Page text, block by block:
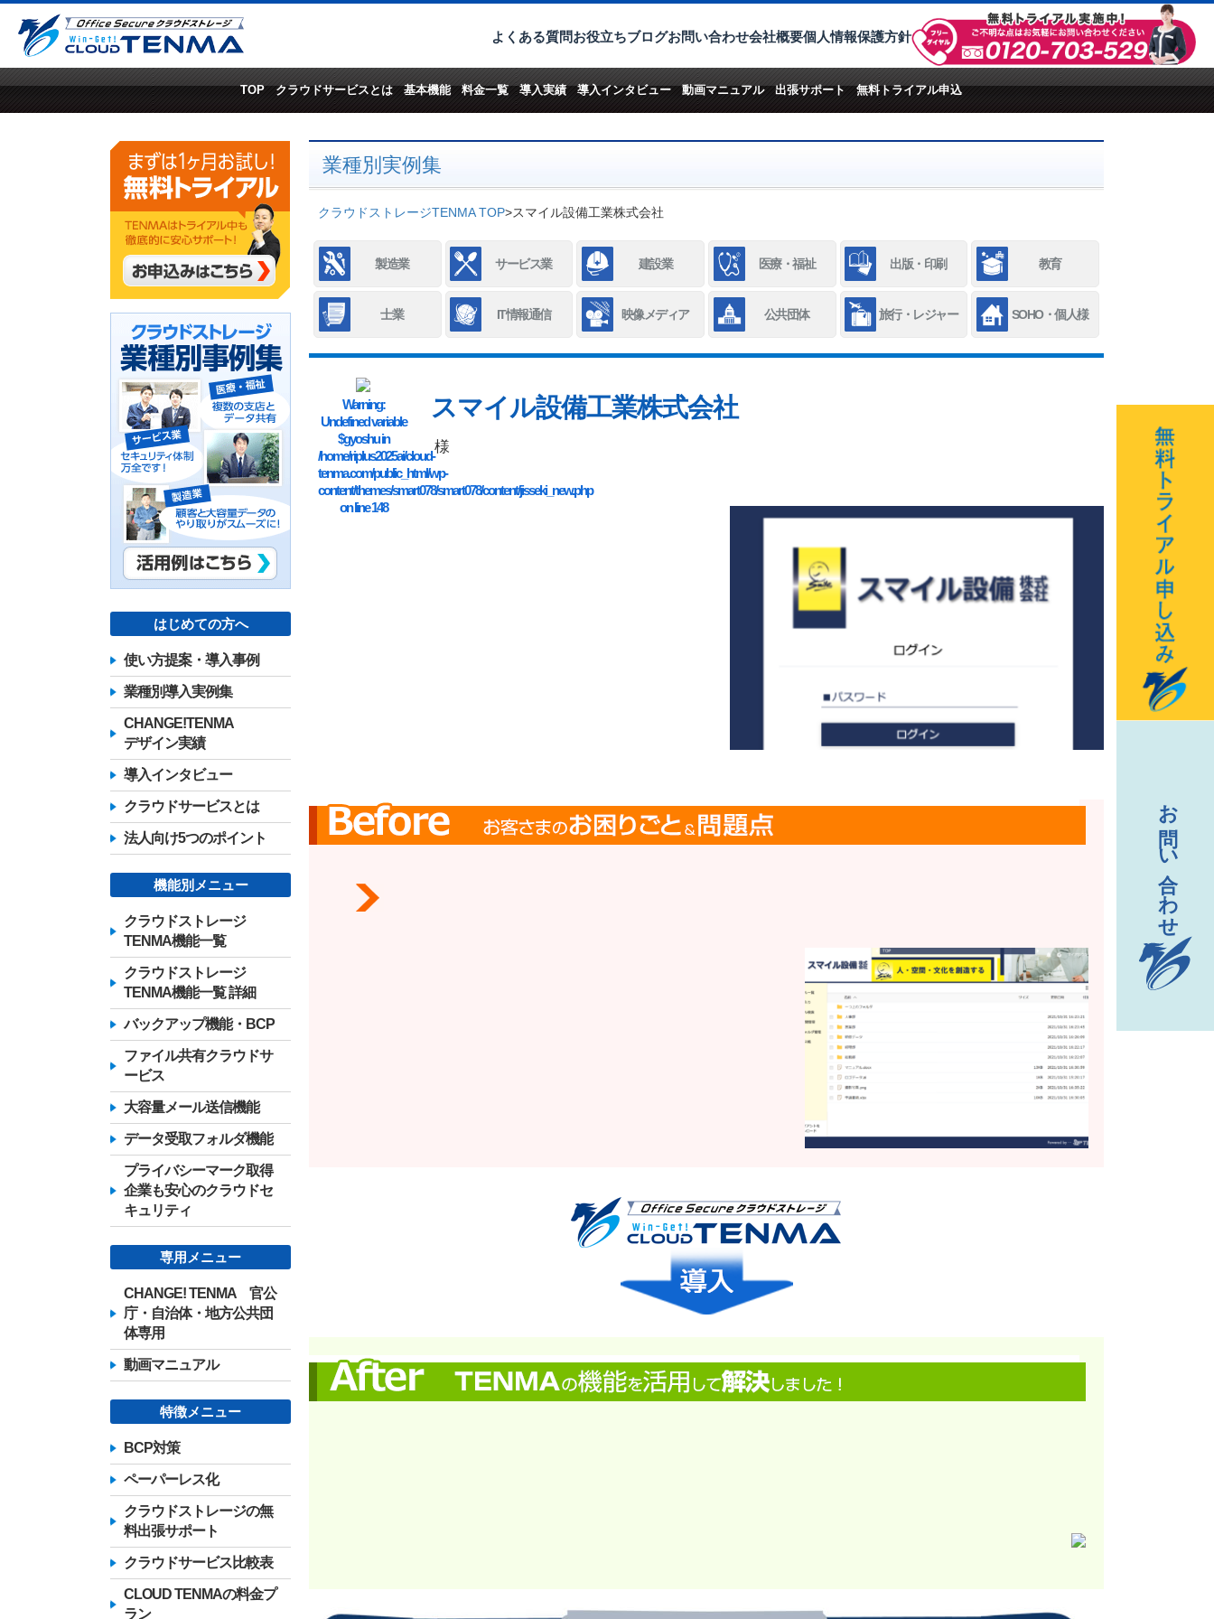
よくある質問お役立ちブログお問い合わせ会社概要個人情報保護方針
TOP クラウドサービスとは 基本機能 料金一覧 導入実績 導入インタビュー 動画マニュアル 出張サポート 無料トライアル申込
業種別実例集
クラウドストレージTENMA TOP>スマイル設備工業株式会社
製造業 サービス業 建設業 医療・福祉 出版・印刷 教育
士業 IT情報通信 映像メディア 公共団体 旅行・レジャー SOHO・個人様
Warning:
Undefined variable
$gyoshu in
/home/riplus2025ai/cloud-
tenma.com/public_html/wp-
content/themes/smart078/smart078/content/jisseki_new.php
on line148
スマイル設備工業株式会社
様
はじめての方へ
使い方提案・導入事例
業種別導入実例集
CHANGE!TENMA
デザイン実績
導入インタビュー
クラウドサービスとは
法人向け5つのポイント
機能別メニュー
クラウドストレージ
TENMA機能一覧
クラウドストレージ
TENMA機能一覧 詳細
バックアップ機能・BCP
ファイル共有クラウドサ
ービス
大容量メール送信機能
データ受取フォルダ機能
プライバシーマーク取得
企業も安心のクラウドセ
キュリティ
専用メニュー
CHANGE! TENMA 官公
庁・自治体・地方公共団
体専用
動画マニュアル
特徴メニュー
BCP対策
ペーパーレス化
クラウドストレージの無
料出張サポート
クラウドサービス比較表
CLOUD TENMAの料金プ
ラン